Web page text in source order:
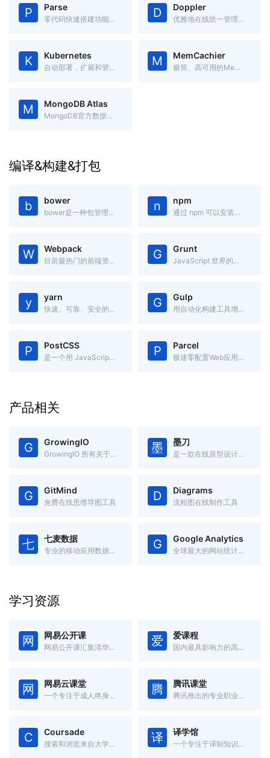
P Parse
零代码快速搭建功能完备的App后端系统 D Doppler
优雅地在线统一管理各项配置，替代本地.env文件，跨语言跨平台
K Kubernetes
自动部署，扩展和管理容器化应用程序的开源系统 M MemCachier
极简、高可用的Memcache服务
M MongoDB Atlas
MongoDB官方数据库服务, 500M免费空间
编译&构建&打包
b bower
bower是一种包管理器,它可用于搜索、安装和卸载如JavaScript、HTML、CSS之类的网络资源。 n npm
通过 npm 可以安装、共享、分发代码,管理项目依赖关系。
W Webpack
目前最热门的前端资源模块化管理和打包工具 G Grunt
JavaScript 世界的构建工具
y yarn
快速、可靠、安全的依赖管理。 G Gulp
用自动化构建工具增强你的工作流程
P PostCSS
是一个用 JavaScript 工具和插件转换 CSS 代码的工具 P Parcel
极速零配置Web应用打包工具
产品相关
G GrowingIO
GrowingIO 所有关于「增长」的电子书 墨 墨刀
是一款在线原型设计与远程协作平台
G GitMind
免费在线思维导图工具 D Diagrams
流程图在线制作工具
七 七麦数据
专业的移动应用数据分析平台 G Google Analytics
全球最大的网站统计和分析工具
学习资源
网 网易公开课
网易公开课汇集清华、北大、哈佛、耶鲁等世界名校共上千门课程 爱 爱课程
国内最具影响力的高等教育在线开放课程平台
网 网易云课堂
一个专注于成人终身学习的在线教育平台 腾 腾讯课堂
腾讯推出的专业职业培训在线教育平台
C Coursade
搜索和浏览来自大学和在线学习提供者的在线课程。 译 译学馆
一个专注于译制知识视频的平台